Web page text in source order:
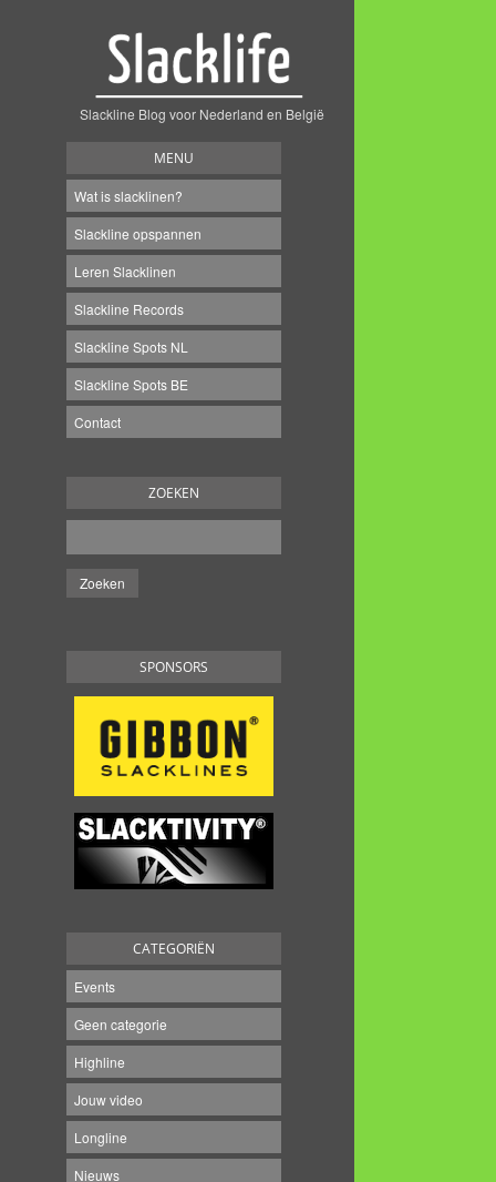
Slackline Blog voor Nederland en België
MENU
Wat is slacklinen?
Slackline opspannen
Leren Slacklinen
Slackline Records
Slackline Spots NL
Slackline Spots BE
Contact
ZOEKEN
SPONSORS
CATEGORIËN
Events
Geen categorie
Highline
Jouw video
Longline
Nieuws